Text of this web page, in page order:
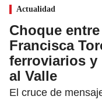
Actualidad
Choque
Francisca
ferroviarios y
al Valle
El cruce de